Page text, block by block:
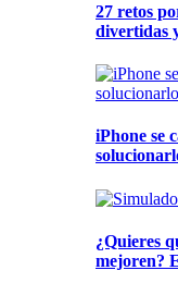
27 retos
divertidas
iPhone se
¿Quieres
mejoren?